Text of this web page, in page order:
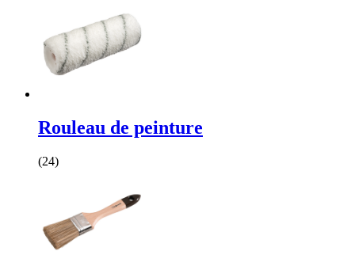
Rouleau de peinture
(24)